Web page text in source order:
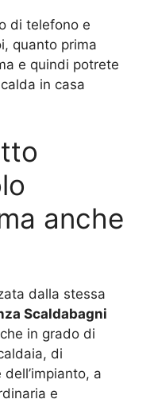
di telefono e
quanto prima
e quindi potrete
in casa
anche
dalla stessa
Scaldabagni
in grado di
di
a
e